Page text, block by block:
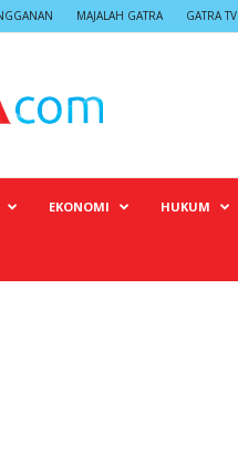
MAJALAH GATRA GATRA TV
EKONOMI HUKUM